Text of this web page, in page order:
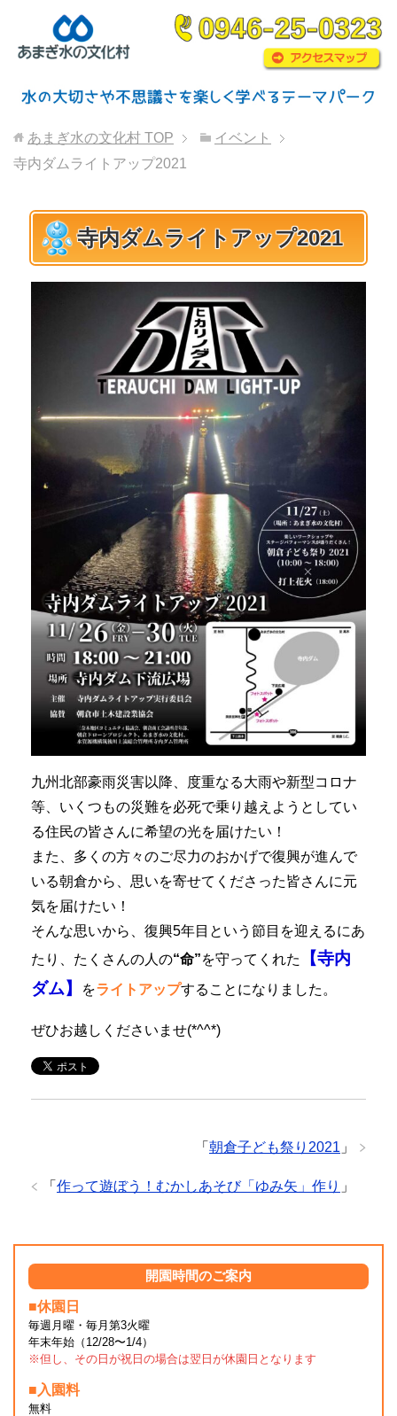
あまぎ水の文化村 TOP
イベント
寺内ダムライトアップ2021
寺内ダムライトアップ2021
九州北部豪雨災害以降、度重なる大雨や新型コロナ
等、いくつもの災難を必死で乗り越えようとしてい
る住民の皆さんに希望の光を届けたい！
また、多くの方々のご尽力のおかげで復興が進んで
いる朝倉から、思いを寄せてくださった皆さんに元
気を届けたい！
そんな思いから、復興5年目という節目を迎えるにあ
たり、たくさんの人の“命”を守ってくれた
【寺内
ダム】
をライトアップすることになりました。
ぜひお越しくださいませ(*^^*)
「 朝倉子ども祭り2021 」
「 作って遊ぼう！むかしあそび「ゆみ矢」作り 」
開園時間のご案内
■休園日
毎週月曜・毎月第3火曜
年末年始（12/28〜1/4）
※但し、その日が祝日の場合は翌日が休園日となります
■入園料
無料